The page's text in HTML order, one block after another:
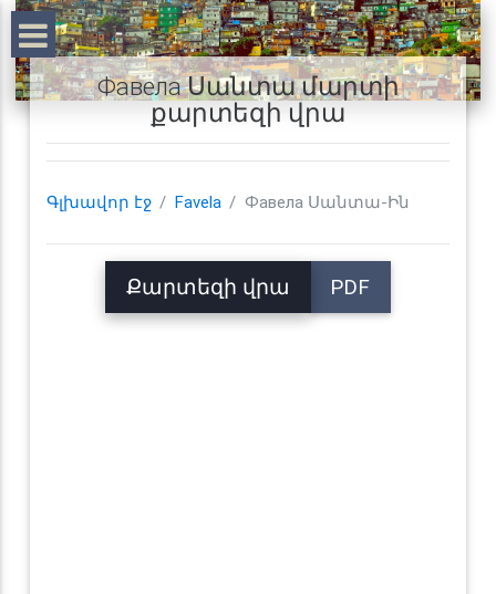
Фавела Սանտա մարտի
քարտեզի վրա
Գլխավոր էջ Favela Фавела Սանտա-Ին
Քարտեզի վրա PDF